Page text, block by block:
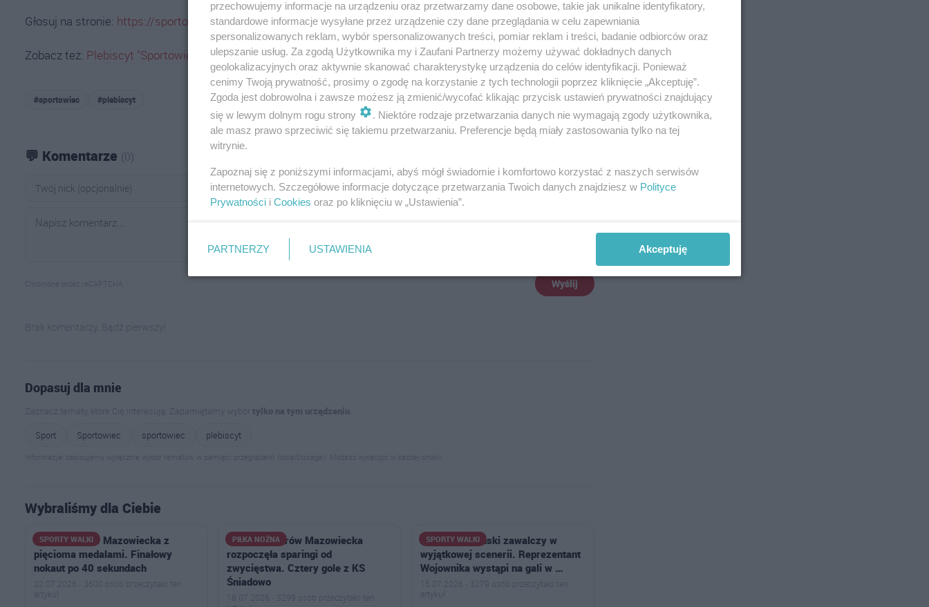
Głosuj na stronie: https://sportowiecroku.moja-ostroleka.pl/kandydaci/2025/kacper-skierkowski/
Zobacz też: Plebiscyt "Sportowiec Roku 2025". Blisko 70 nominowanych sportowców z Ostrołęki i regionu
#sportowiec #plebiscyt
💬 Komentarze (0)
Chronione przez reCAPTCHA Wyślij
Brak komentarzy. Bądź pierwszy!
Dopasuj dla mnie
Zaznacz tematy, które Cię interesują. Zapamiętamy wybórtylko na tym urządzeniu.
Sport
Sportowiec sportowiec plebiscyt
Informacja: zapisujemy wyłącznie wybór tematów w pamięci przeglądarki (localStorage). Możesz wyłączyć w każdej chwili.
Wybraliśmy dla Ciebie
SPORTY WALKI
Goryle Ostrów Mazowiecka z
pięcioma medalami. Finałowy
nokaut po 40 sekundach
22.07.2026 · 3600 osób przeczytało ten
artykuł
PIŁKA NOŻNA
Ostrovia Ostrów Mazowiecka
rozpoczęła sparingi od
zwycięstwa. Cztery gole z KS
Śniadowo
18.07.2026 · 3299 osób przeczytało ten
SPORTY WALKI
Szymon Rosiński zawalczy w
wyjątkowej scenerii. Reprezentant
Wojownika wystąpi na gali w …
15.07.2026 · 3279 osób przeczytało ten
artykuł
przechowujemy informacje na urządzeniu oraz przetwarzamy dane osobowe, takie jak unikalne identyfikatory,
standardowe informacje wysyłane przez urządzenie czy dane przeglądania w celu zapewniania
spersonalizowanych reklam, wybór spersonalizowanych treści, pomiar reklam i treści, badanie odbiorców oraz
ulepszanie usług. Za zgodą Użytkownika my i Zaufani Partnerzy możemy używać dokładnych danych
geolokalizacyjnych oraz aktywnie skanować charakterystykę urządzenia do celów identyfikacji. Ponieważ
cenimy Twoją prywatność, prosimy o zgodę na korzystanie z tych technologii poprzez kliknięcie „Akceptuję”.
Zgoda jest dobrowolna i zawsze możesz ją zmienić/wycofać klikając przycisk ustawień prywatności znajdujący
się w lewym dolnym rogu strony
. Niektóre rodzaje przetwarzania danych nie wymagają zgody użytkownika,
ale masz prawo sprzeciwić się takiemu przetwarzaniu. Preferencje będą miały zastosowania tylko na tej
witrynie.
Zapoznaj się z poniższymi informacjami, abyś mógł świadomie i komfortowo korzystać z naszych serwisów
internetowych. Szczegółowe informacje dotyczące przetwarzania Twoich danych znajdziesz w Polityce
Prywatności i Cookies oraz po kliknięciu w „Ustawienia”.
PARTNERZY USTAWIENIA Akceptuję